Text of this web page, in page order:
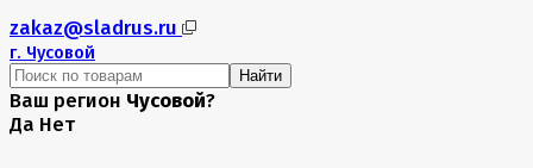
zakaz@sladrus.ru
г. Чусовой
Найти
Ваш регион Чусовой?
Да Нет